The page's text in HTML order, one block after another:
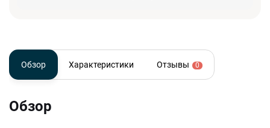
Обзор Характеристики Отзывы 0
Обзор